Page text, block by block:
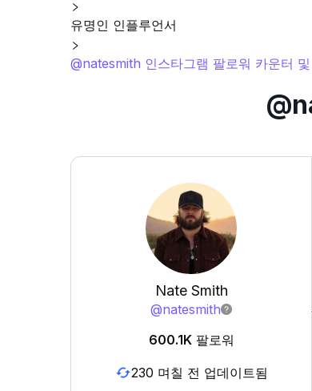
유명인 인플루언서
@natesmith 인스타그램 팔로워 카운터
Nate Smith
@natesmith
600.1K 팔로워
230 며칠 전 업데이트됨